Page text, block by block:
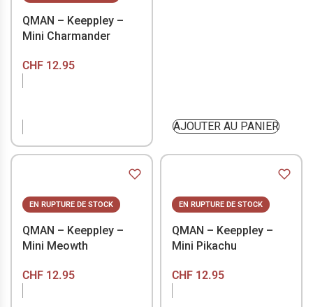
QMAN – Keeppley –
Mini Charmander
CHF 12.95
AJOUTER AU PANIER
EN RUPTURE DE STOCK
QMAN – Keeppley –
Mini Meowth
CHF 12.95
EN RUPTURE DE STOCK
QMAN – Keeppley –
Mini Pikachu
CHF12.95